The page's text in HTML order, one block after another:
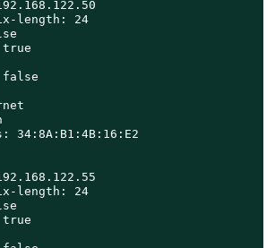
length: 24
34:8A:B1:4B:16:E2
length: 24